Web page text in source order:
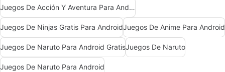
Juegos De Acción Y Aventura Para Android
Juegos De Ninjas Gratis Para AndroidJuegos De Anime Para Android
Juegos De Naruto Para Android GratisJuegos De Naruto
Juegos De Naruto Para Android